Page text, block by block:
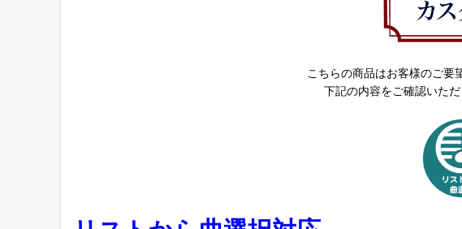
こちらの商品はお客様のご要
下記の内容をご確認いた